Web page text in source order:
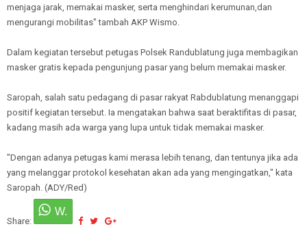
menjaga jarak, memakai masker, serta menghindari kerumunan,dan
mengurangi mobilitas" tambah AKP Wismo.
Dalam kegiatan tersebut petugas Polsek Randublatung juga membagikan
masker gratis kepada pengunjung pasar yang belum memakai masker.
Saropah, salah satu pedagang di pasar rakyat Rabdublatung menanggapi
positif kegiatan tersebut. Ia mengatakan bahwa saat beraktifitas di pasar,
kadang masih ada warga yang lupa untuk tidak memakai masker.
"Dengan adanya petugas kami merasa lebih tenang, dan tentunya jika ada
yang melanggar protokol kesehatan akan ada yang mengingatkan," kata
Saropah. (ADY/Red)
Share: